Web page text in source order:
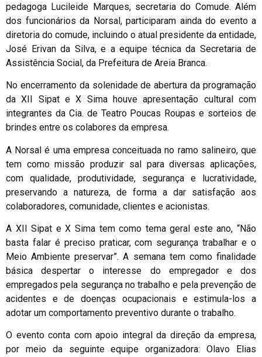
pedagoga Lucileide Marques, secretaria do Comude. Além
dos funcionários da Norsal, participaram ainda do evento a
diretoria do comude, incluindo o atual presidente da entidade,
José Erivan da Silva, e a equipe técnica da Secretaria de
Assistência Social, da Prefeitura de Areia Branca.
No encerramento da solenidade de abertura da programação
da XII Sipat e X Sima houve apresentação cultural com
integrantes da Cia. de Teatro Poucas Roupas e sorteios de
brindes entre os colabores da empresa.
A Norsal é uma empresa conceituada no ramo salineiro, que
tem como missão produzir sal para diversas aplicações,
com qualidade, produtividade, segurança e lucratividade,
preservando a natureza, de forma a dar satisfação aos
colaboradores, comunidade, clientes e acionistas.
A XII Sipat e X Sima tem como tema geral este ano, “Não
basta falar é preciso praticar, com segurança trabalhar e o
Meio Ambiente preservar”. A semana tem como finalidade
básica despertar o interesse do empregador e dos
empregados pela segurança no trabalho e pela prevenção de
acidentes e de doenças ocupacionais e estimula-los a
adotar um comportamento preventivo durante o trabalho.
O evento conta com apoio integral da direção da empresa,
por meio da seguinte equipe organizadora: Olavo Elias